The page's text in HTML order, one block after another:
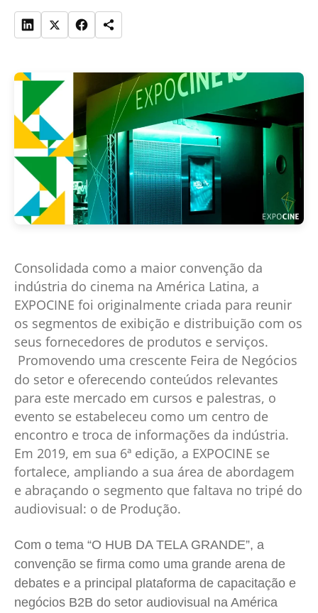
Consolidada como a maior convenção da
indústria do cinema na América Latina, a
EXPOCINE foi originalmente criada para reunir
os segmentos de exibição e distribuição com os
seus fornecedores de produtos e serviços.
Promovendo uma crescente Feira de Negócios
do setor e oferecendo conteúdos relevantes
para este mercado em cursos e palestras, o
evento se estabeleceu como um centro de
encontro e troca de informações da indústria.
Em 2019, em sua 6ª edição, a EXPOCINE se
fortalece, ampliando a sua área de abordagem
e abraçando o segmento que faltava no tripé do
audiovisual: o de Produção.
Com o tema “O HUB DA TELA GRANDE”, a
convenção se firma como uma grande arena de
debates e a principal plataforma de capacitação e
negócios B2B do setor audiovisual na América